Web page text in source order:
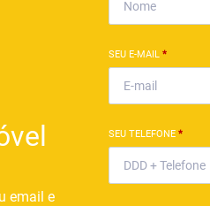
email e
SEU E-MAIL *
SEU TELEFONE *